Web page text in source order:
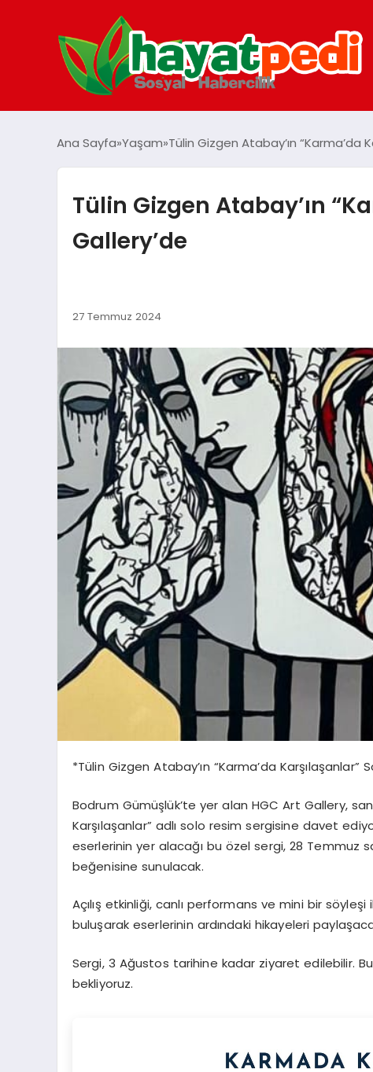
Ana Sayfa Yaşam Tülin Gizgen Atabay’ın “Karma’da
Tülin Gizgen Atabay’ın
Gallery’de
27 Temmuz 2024
*Tülin Gizgen Atabay’ın “Karma’da
Bodrum Gümüşlük’te yer alan HGC Art Gallery,
Karşılaşanlar” adlı solo resim sergisine davet
eserlerinin yer alacağı bu özel sergi, 28 Temmuz
beğenisine sunulacak.
Açılış etkinliği, canlı performans ve mini bir
buluşarak eserlerinin ardındaki hikayeleri
Sergi, 3 Ağustos tarihine kadar ziyaret edilebilir.
bekliyoruz.